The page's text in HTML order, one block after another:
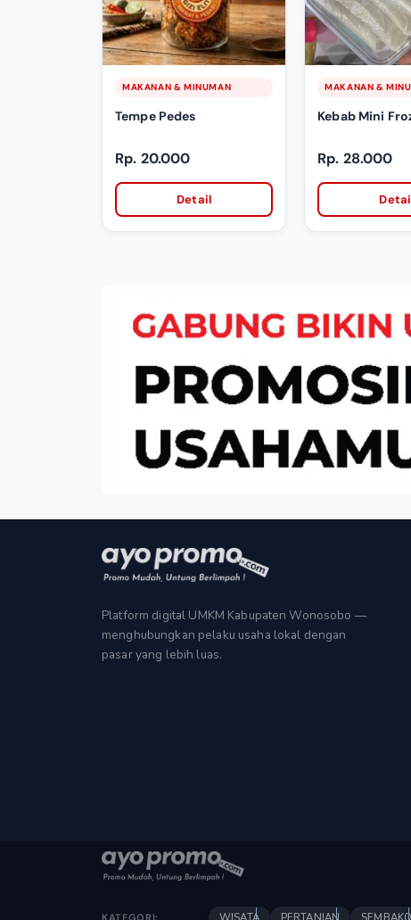
MAKANAN & MINUMAN
Tempe Pedes
Rp. 20.000
Detail
MAKANAN &
Kebab Mini
Rp. 28.000
Platform digital UMKM Kabupaten Wonosobo —
menghubungkan pelaku usaha lokal dengan
pasar yang lebih luas.
KATEGORI: WISATA PERTANIAN SEMBAKO